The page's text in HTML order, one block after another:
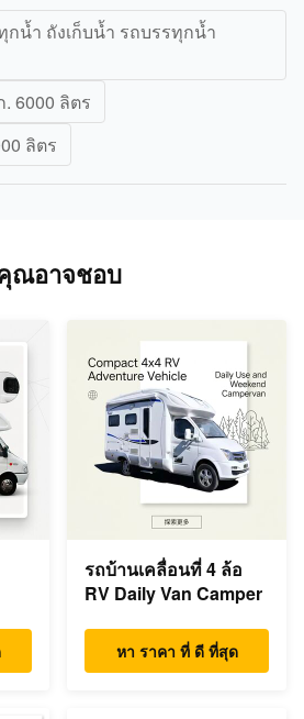
น้ำ ถังเก็บน้ำ รถบรรทุกน้ำ
6000 ลิตร
ลิตร
ณอาจชอบ
รถบ้านเคลื่อนที่ 4 ล้อ
RV Daily Van Camper
หา ราคา ที่ ดี ที่สุด